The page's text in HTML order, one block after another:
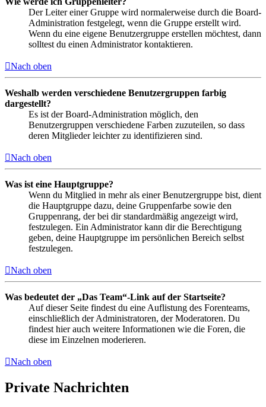
Der Leiter einer Gruppe wird normalerweise durch die Board-
Administration festgelegt, wenn die Gruppe erstellt wird.
Wenn du eine eigene Benutzergruppe erstellen möchtest, dann
solltest du einen Administrator kontaktieren.
Nach oben
Weshalb werden verschiedene Benutzergruppen farbig
dargestellt?
Es ist der Board-Administration möglich, den
Benutzergruppen verschiedene Farben zuzuteilen, so dass
deren Mitglieder leichter zu identifizieren sind.
Nach oben
Was ist eine Hauptgruppe?
Wenn du Mitglied in mehr als einer Benutzergruppe bist, dient
die Hauptgruppe dazu, deine Gruppenfarbe sowie den
Gruppenrang, der bei dir standardmäßig angezeigt wird,
festzulegen. Ein Administrator kann dir die Berechtigung
geben, deine Hauptgruppe im persönlichen Bereich selbst
festzulegen.
Nach oben
Was bedeutet der „Das Team“-Link auf der Startseite?
Auf dieser Seite findest du eine Auflistung des Forenteams,
einschließlich der Administratoren, der Moderatoren. Du
findest hier auch weitere Informationen wie die Foren, die
diese im Einzelnen moderieren.
Nach oben
Private Nachrichten